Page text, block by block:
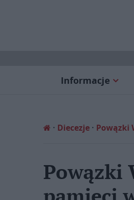
Informacje
Diecezje Powązki
Powązki